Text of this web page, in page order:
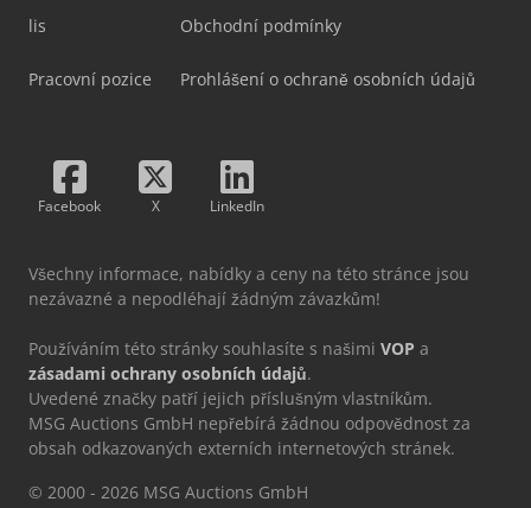
lis
Pracovní pozice
Obchodní podmínky
Prohlášení o ochraně osobních údajů
Facebook X LinkedIn
Všechny informace, nabídky a ceny na této stránce jsou
nezávazné a nepodléhají žádným závazkům!
Používáním této stránky souhlasíte s našimi VOP a
zásadami ochrany osobních údajů.
Uvedené značky patří jejich příslušným vlastníkům.
MSG Auctions GmbH nepřebírá žádnou odpovědnost za
obsah odkazovaných externích internetových stránek.
© 2000 - 2026 MSG Auctions GmbH